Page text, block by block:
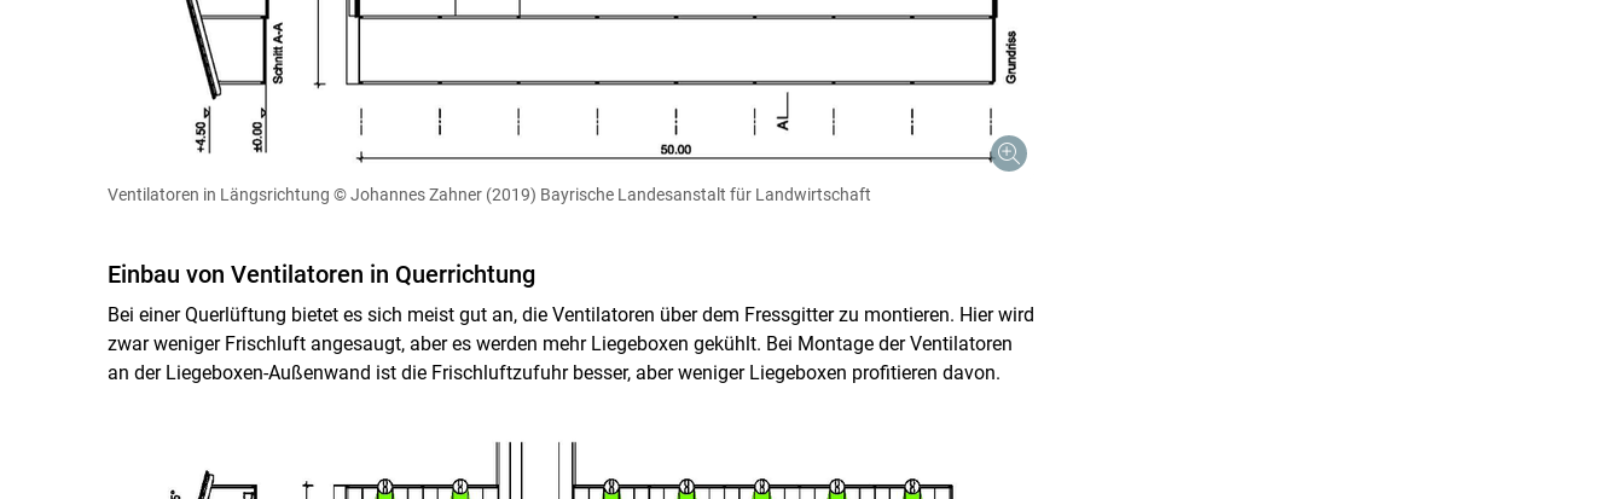
Ventilatoren in Längsrichtung © Johannes Zahner (2019) Bayrische Landesanstalt für Landwirtschaft
Einbau von Ventilatoren in Querrichtung
Bei einer Querlüftung bietet es sich meist gut an, die Ventilatoren über dem Fressgitter zu montieren. Hier wird
zwar weniger Frischluft angesaugt, aber es werden mehr Liegeboxen gekühlt. Bei Montage der Ventilatoren
an der Liegeboxen-Außenwand ist die Frischluftzufuhr besser, aber weniger Liegeboxen profitieren davon.